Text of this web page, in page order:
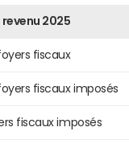
revenu 2025
fiscaux
fiscaux imposés
fiscaux imposés